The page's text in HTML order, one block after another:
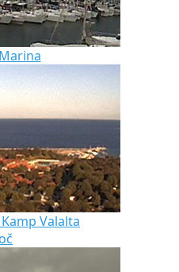
Valalta